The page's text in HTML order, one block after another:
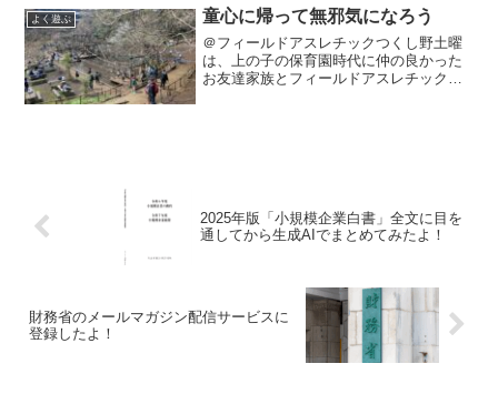
えば、経営者の方でチャレンジしている
方が結構いて、話をよく聞...
よく遊ぶ 童心に帰って無邪気になろう
＠フィールドアスレチックつくし野土曜
は、上の子の保育園時代に仲の良かった
お友達家族とフィールドアスレチックつ
2025年版「小規模企業白書」全文に目を
通してから生成AIでまとめてみたよ！
財務省のメールマガジン配信サービスに
登録したよ！